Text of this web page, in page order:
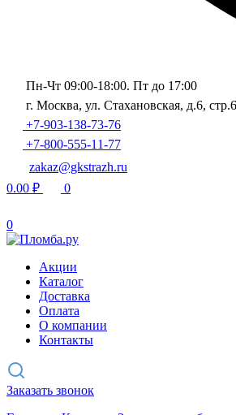
Пн-Чт 09:00-18:00. Пт до 17:00
г. Москва, ул. Стахановская, д.6, стр.6
+7-903-138-73-76
+7-800-555-11-77
zakaz@gkstrazh.ru
0.00 ₽ 0
0
Акции
Каталог
Доставка
Оплата
О компании
Контакты
Заказать звонок